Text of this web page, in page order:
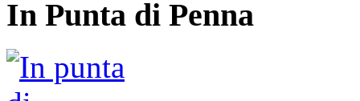
In Punta di Penna